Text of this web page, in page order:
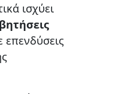
ισχύει
επενδύσεις